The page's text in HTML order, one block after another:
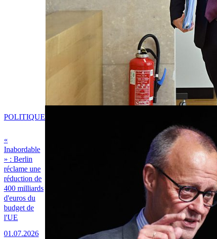
«
Inabordable
» : Berlin
réclame une
réduction de
400 milliards
d'euros du
budget de
l'UE
01.07.2026
POLITIQUE